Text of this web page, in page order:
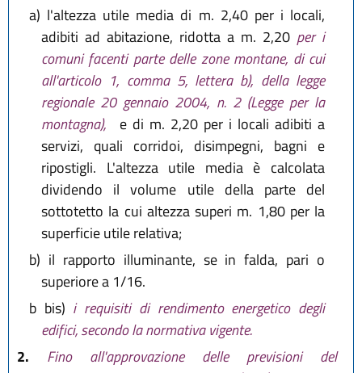
a) l'altezza utile media di m. 2,40 per i locali,
adibiti ad abitazione, ridotta a m. 2,20 per i
comuni facenti parte delle zone montane, di cui
all'articolo 1, comma 5, lettera b), della legge
regionale 20 gennaio 2004, n. 2 (Legge per la
montagna),
e di m. 2,20 per i locali adibiti a
servizi, quali corridoi, disimpegni, bagni e
ripostigli. L'altezza utile media è calcolata
dividendo il volume utile della parte del
sottotetto la cui altezza superi m. 1,80 per la
superficie utile relativa;
b) il rapporto illuminante, se in falda, pari o
superiore a 1/16.
b bis) i requisiti di rendimento energetico degli
edifici, secondo la normativa vigente.
2.
Fino all'approvazione delle previsioni del